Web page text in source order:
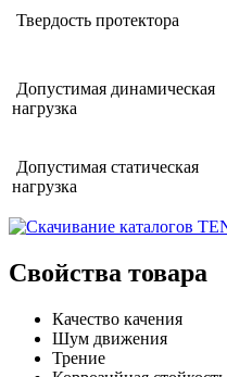
Твердость протектора
Допустимая динамическая
нагрузка
Допустимая статическая
нагрузка
Свойства товара
Качество качения
Шум движения
Трение